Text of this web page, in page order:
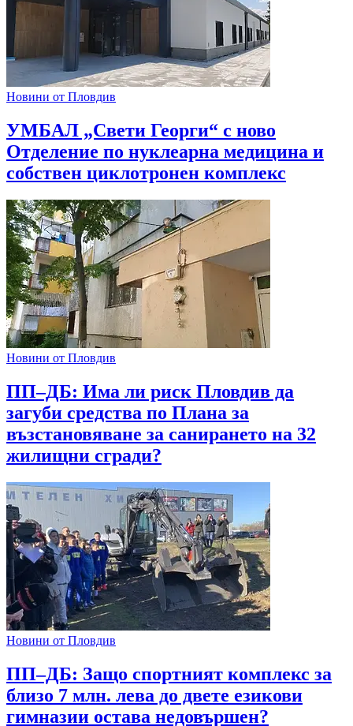
Новини от Пловдив
УМБАЛ „Свети Георги“ с ново
Отделение по нуклеарна медицина и
собствен циклотронен комплекс
Новини от Пловдив
ПП–ДБ: Има ли риск Пловдив да
загуби средства по Плана за
възстановяване за санирането на 32
жилищни сгради?
Новини от Пловдив
ПП–ДБ: Защо спортният комплекс за
близо 7 млн. лева до двете езикови
гимназии остава недовършен?